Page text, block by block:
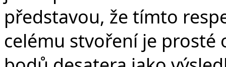
představou, že tímto
celému stvoření je